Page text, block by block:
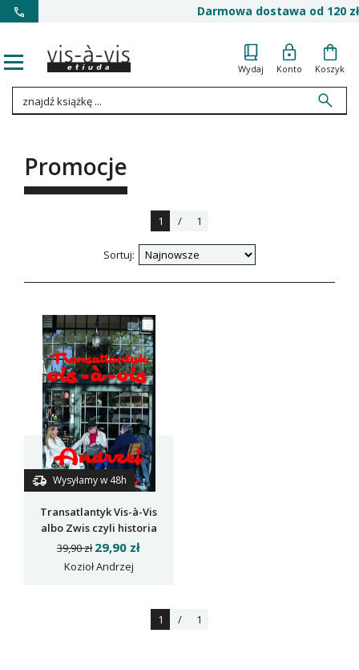
Darmowa dostawa od 120 zł
Wydaj Konto Koszyk
Promocje
1 / 1
Sortuj:
Wysyłamy w 48h
Transatlantyk Vis-à-Vis
albo Zwis czyli historia
krakowska
39,90 zł 29,90 zł
Kozioł Andrzej
1 / 1